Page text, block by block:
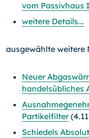
vom
weitere Details...
ausgewählte weitere
Neuer
handelsübliches
Partikelfilter
Schiedels